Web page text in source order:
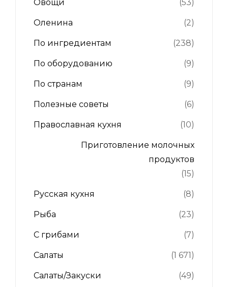
Овощи (53)
Оленина (2)
По ингредиентам (238)
По оборудованию (9)
По странам (9)
Полезные советы (6)
Православная кухня (10)
Приготовление молочных
продуктов
(15)
Русская кухня (8)
Рыба (23)
С грибами (7)
Салаты (1 671)
Салаты/Закуски (49)